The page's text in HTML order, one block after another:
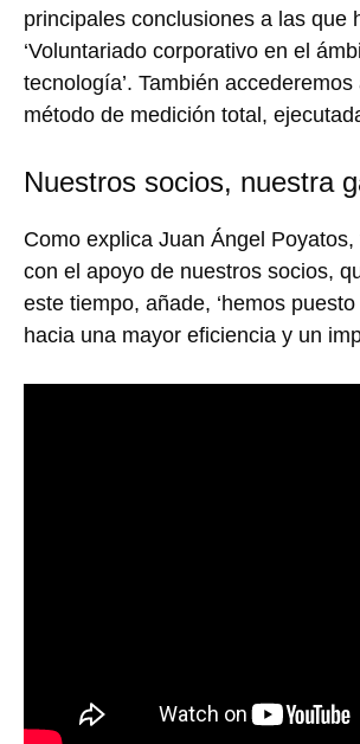
principales conclusiones a las que
‘Voluntariado corporativo en el
tecnología’. También
método de medición total,
Nuestros socios, nuestra
Como explica Juan Ángel
con el apoyo de nuestros socios,
este tiempo, añade, ‘hemos
hacia una mayor eficiencia y un